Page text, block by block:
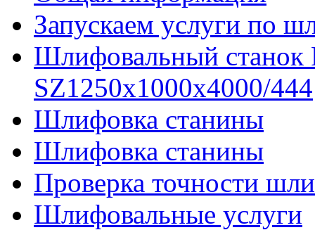
Запускаем услуги по
Шлифовальный
SZ1250x1000x4000/444
Шлифовка станины
Шлифовка станины
Проверка точности
Шлифовальные услуги